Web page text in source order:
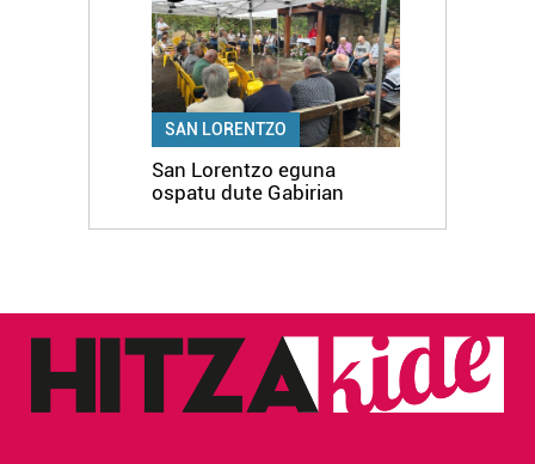
SAN LORENTZO
San Lorentzo eguna
ospatu dute Gabirian